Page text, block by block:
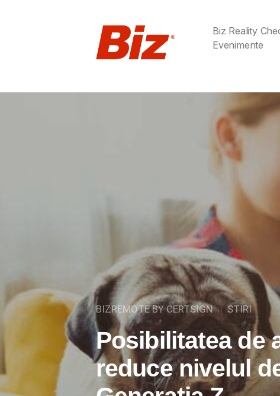
Biz Reality
Evenimente
BIZREMOTE BY CERTSIGN STIRI
Posibilitatea de
reduce nivelul